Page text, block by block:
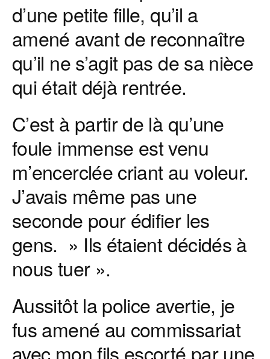
d’une petite fille, qu’il a
amené avant de reconnaître
qu’il ne s’agit pas de sa nièce
qui était déjà rentrée.
C’est à partir de là qu’une
foule immense est venu
m’encerclée criant au voleur.
J’avais même pas une
seconde pour édifier les
gens. » Ils étaient décidés à
nous tuer ».
Aussitôt la police avertie, je
fus amené au commissariat
avec mon fils escorté par une